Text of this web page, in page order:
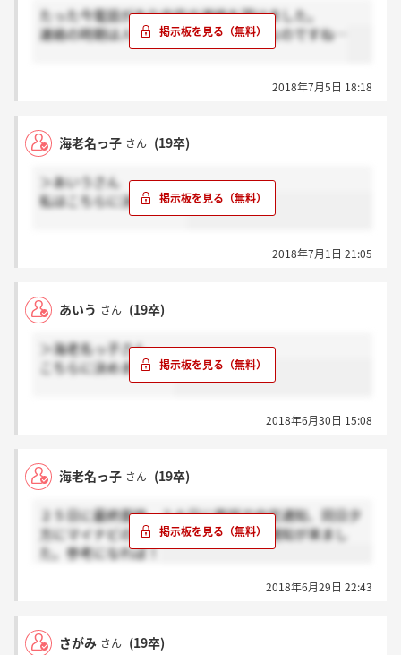
たった今電話があり内定の連絡を頂けました。
連絡の時期は人によって結構バラバラなのですね…
2018年7月5日 18:18
海老名っ子 さん (19卒)
＞あいうさん
私はこちらに決めます！
2018年7月1日 21:05
あいう さん (19卒)
＞海老名っ子さん
こちらに決めますか？
2018年6月30日 15:08
海老名っ子 さん (19卒)
２５日に最終面接、２８日に電話で内定通知、同日夕
方にマイナビのお返事箱に同じく内定通知が来まし
た。参考になれば！
2018年6月29日 22:43
さがみ さん (19卒)